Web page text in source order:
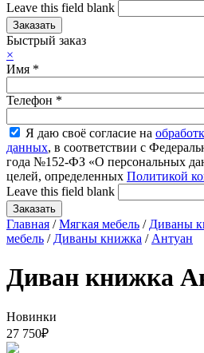
Leave this field blank
Быстрый заказ
×
Имя *
Телефон *
Я даю своё согласие на
данных, в соответствии с
года №152-ФЗ «О персональных
целей, определенных Политикой
Leave this field blank
Главная /Мягкая мебель / Диваны
мебель / Диваны книжка / Антуан
Диван книжка
Новинки
27 750₽